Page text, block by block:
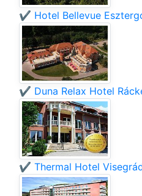
✔️ Hotel Bellevue
✔️ Duna Relax Hotel
✔️ Thermal Hotel